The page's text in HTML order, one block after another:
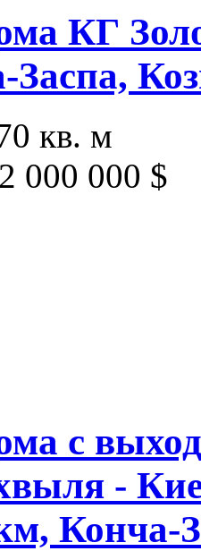
КГ
Заспа,
кв. м
2 000 000 $
с
-
Конча-